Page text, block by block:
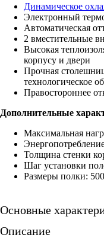
Динамическое
Электронный
Автоматическая
2 вместительные
Высокая
корпусу и двери
Прочная
технологическое
Правостороннее
Дополнительные
Максимальная
Толщина стенки
Шаг установки
Размеры полки:
Основные
Описание